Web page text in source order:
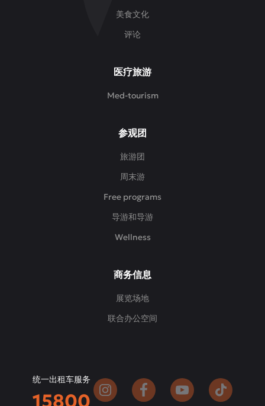
美食文化
评论
医疗旅游
Med-tourism
参观团
旅游团
周末游
Free programs
导游和导游
Wellness
商务信息
展览场地
联合办公空间
统一出租车服务
15800